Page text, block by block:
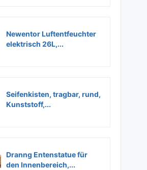
Newentor Luftentfeuchter
elektrisch 26L,...
Seifenkisten, tragbar, rund,
Kunststoff,...
Dranng Entenstatue für
den Innenbereich,...